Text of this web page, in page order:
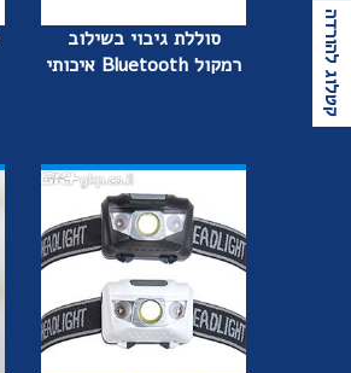
קטלוג להורדה
סוללת גיבוי בשילוב
רמקול Bluetooth איכותי